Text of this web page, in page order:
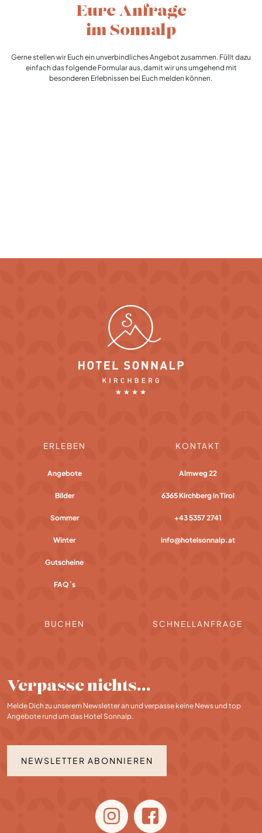
Eure Anfrage
im Sonnalp
Gerne stellen wir Euch ein unverbindliches Angebot zusammen. Füllt dazu
einfach das folgende Formular aus, damit wir uns umgehend mit
besonderen Erlebnissen bei Euch melden können.
Verpasse nichts…
Melde Dich zu unserem Newsletter an und verpasse keine News und top
Angebote rund um das Hotel Sonnalp.
NEWSLETTER ABONNIEREN
ERLEBEN
Angebote
Bilder
Sommer
Winter
Gutscheine
FAQ´s
BUCHEN
KONTAKT
Almweg 22
6365 Kirchberg in Tirol
+43 5357 2741
info@hotelsonnalp.at
SCHNELLANFRAGE